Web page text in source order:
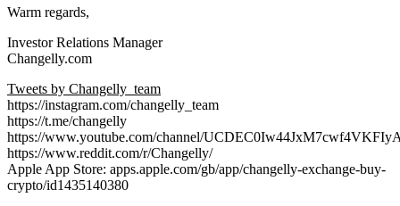
Warm regards,
Investor Relations Manager
Changelly.com
Tweets by Changelly_team
https://instagram.com/changelly_team
https://t.me/changelly
https://www.youtube.com/channel/
https://www.reddit.com/r/Changelly/
Apple App Store: apps.apple.com/gb/app/changelly-exchange-buy-
crypto/id1435140380